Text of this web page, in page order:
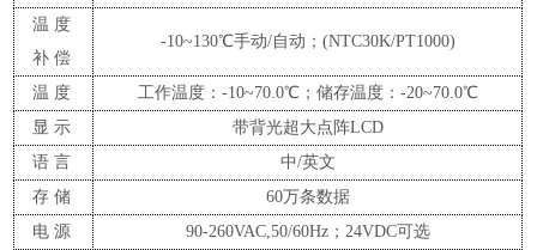
温度
补偿
-10~130℃手动/自动；(NTC30K/PT1000)
温度 工作温度： -10~70.0℃；储存温度：-20~70.0℃
显示
带背光超大点阵LCD
语言
中/英文
存储
60万条数据
电源
90-260VAC,50/60Hz；24VDC可选